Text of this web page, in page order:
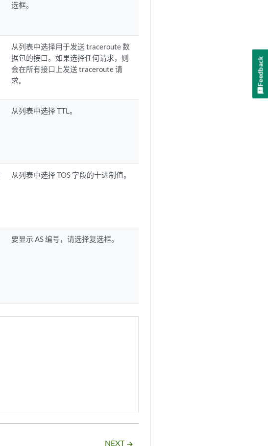
选框。
从列表中选择用于发送 traceroute 数
据包的接口。如果选择任何请求，则
会在所有接口上发送 traceroute 请
求。
从列表中选择 TTL。
从列表中选择 TOS 字段的十进制值。
要显示 AS 编号，请选择复选框。
NEXT arrow_forward
Feedback